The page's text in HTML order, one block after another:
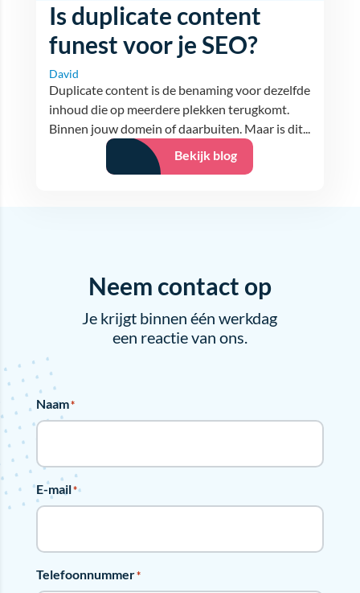
Is duplicate content
funest voor je SEO?
David
Duplicate content is de benaming voor dezelfde
inhoud die op meerdere plekken terugkomt.
Binnen jouw domein of daarbuiten. Maar is dit...
Bekijk blog
Neem contact op
Je krijgt binnen één werkdag
een reactie van ons.
Naam*
E-mail*
Telefoonnummer*